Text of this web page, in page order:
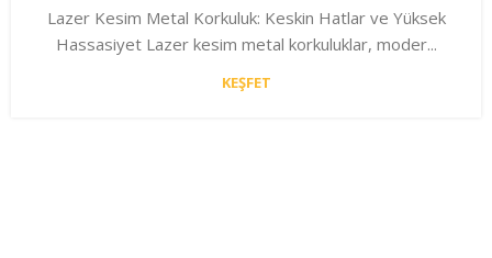
Lazer Kesim Metal Korkuluk: Keskin Hatlar ve Yüksek
Hassasiyet Lazer kesim metal korkuluklar, moder...
KEŞFET